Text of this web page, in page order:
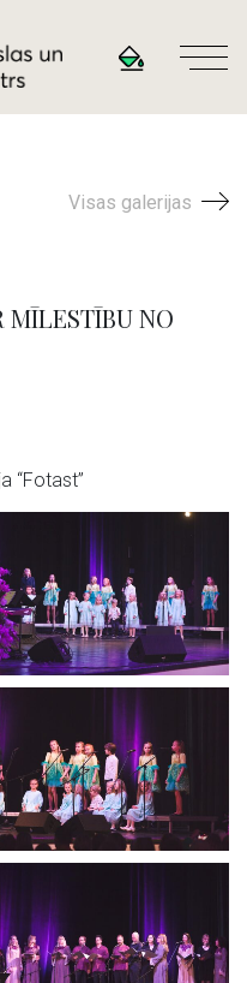
Visas galerijas
NO
“Fotast”